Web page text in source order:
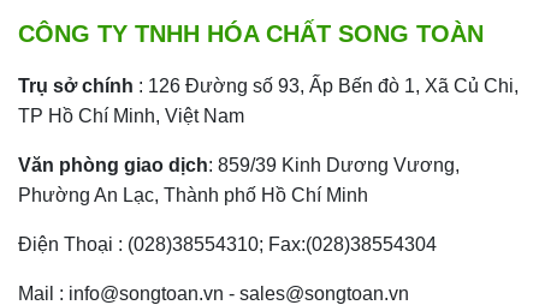
CÔNG TY TNHH HÓA CHẤT SONG TOÀN
Trụ sở chính : 126 Đường số 93, Ấp Bến đò 1, Xã Củ Chi,
TP Hồ Chí Minh, Việt Nam
Văn phòng giao dịch: 859/39 Kinh Dương Vương,
Phường An Lạc, Thành phố Hồ Chí Minh
Điện Thoại : (028)38554310; Fax:(028)38554304
Mail : info@songtoan.vn - sales@songtoan.vn